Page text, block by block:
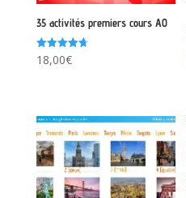
35 activités premiers cours A0
Note
4.73
18,00€